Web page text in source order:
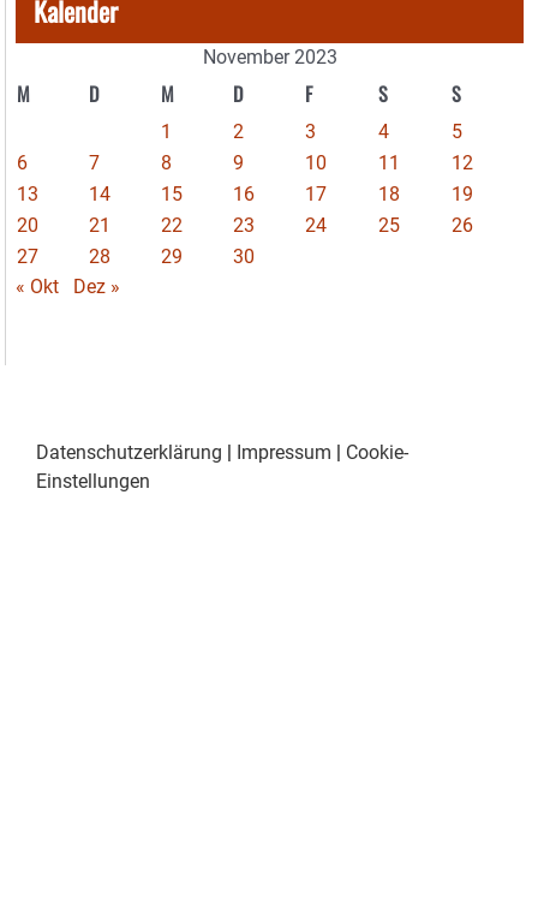
Kalender
November 2023
M D M D F S S
1 2 3 4
5
6
7 8 9 10 11
12
13
14 15 16 17 18
19
20
21 22 23 24 25
26
27
28 29
30
« Okt
Dez »
Datenschutzerklärung | Impressum | Cookie-
Einstellungen